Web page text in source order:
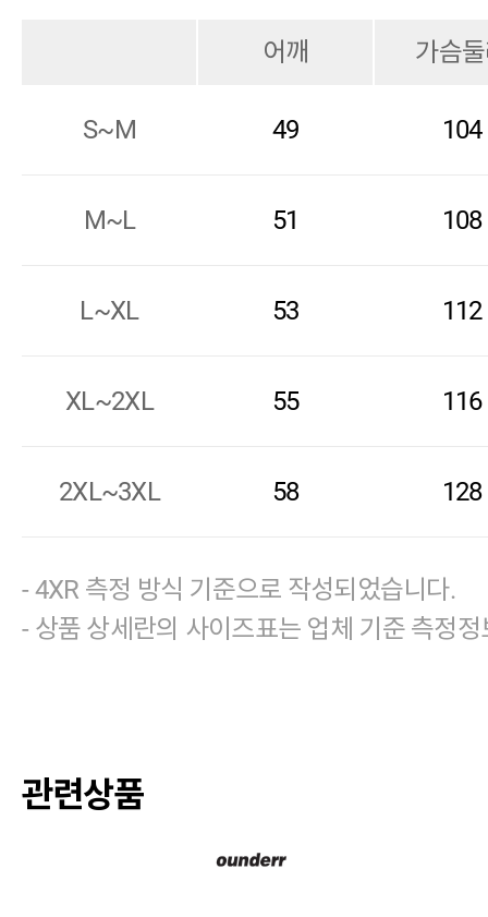
어깨 가슴
S~M 49 104
M~L 51 108
L~XL 53 112
XL~2XL 55 116
2XL~3XL 58 128
- 4XR 측정 방식 기준으로 작성되었습니다.
- 상품 상세란의 사이즈표는 업체 기준 측정정
관련상품